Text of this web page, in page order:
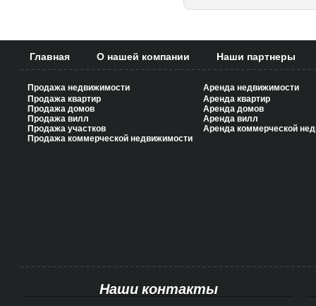
Главная О нашей компании Наши партнеры
Продажа недвижимости
Продажа квартир
Продажа домов
Продажа вилл
Продажа участков
Продажа коммерческой недвижимости
Аренда недвижимости
Аренда квартир
Аренда домов
Аренда вилл
Аренда коммерческой
Наши контакты